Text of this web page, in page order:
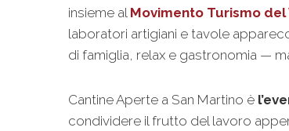
insieme al Movimento Turismo del
laboratori artigiani e tavole
di famiglia, relax e gastronomia —
Cantine Aperte a San Martino è
condividere il frutto del lavoro